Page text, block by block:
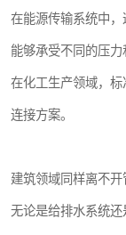
在能源传输系统中，
能够承受不同的压力
在化工生产领域，
连接方案。
建筑领域同样离不开
无论是给排水系统